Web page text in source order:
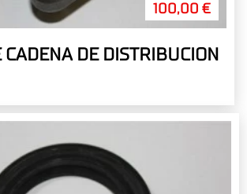
100,00 €
CADENA DE DISTRIBUCION